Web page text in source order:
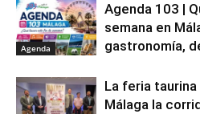
Agenda
Agenda 103 |
semana en
gastronomía,
La feria
Málaga la